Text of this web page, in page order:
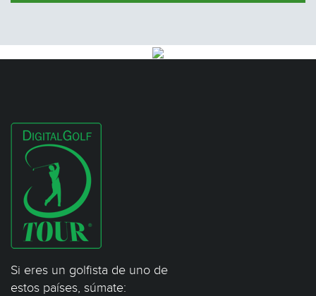
Si eres un golfista de uno de
estos países, súmate: